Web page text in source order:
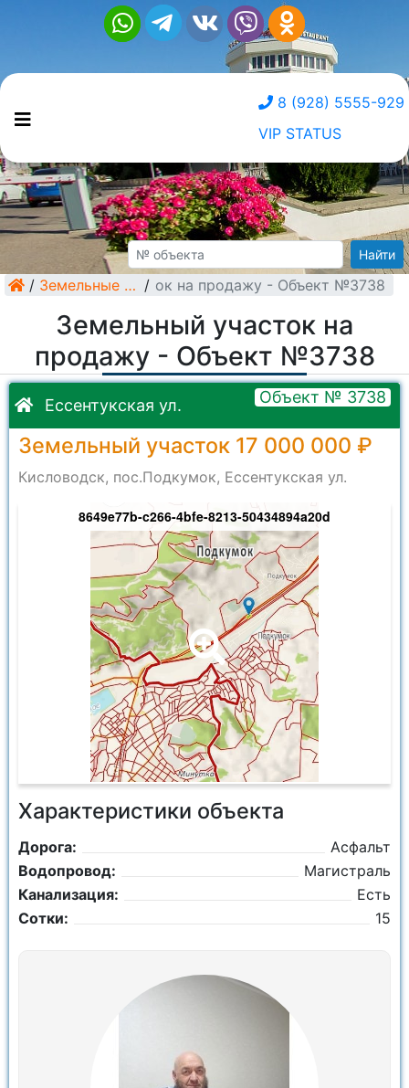
8 (928) 5555-929
VIP STATUS
Найти
/ Земельные участки /
Земельный участок на продажу - Объект №3738
Земельный участок на
продажу - Объект №3738
Ессентукская ул. Объект № 3738
Земельный участок 17 000 000 ₽
Кисловодск, пос.Подкумок, Ессентукская ул.
8649e77b-c266-4bfe-8213-50434894a20d
Характеристики объекта
Дорога:
Асфальт
Водопровод:
Магистраль
Канализация:
Есть
Сотки:
15